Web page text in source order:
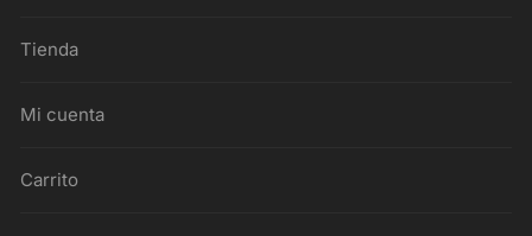
Tienda
Mi cuenta
Carrito